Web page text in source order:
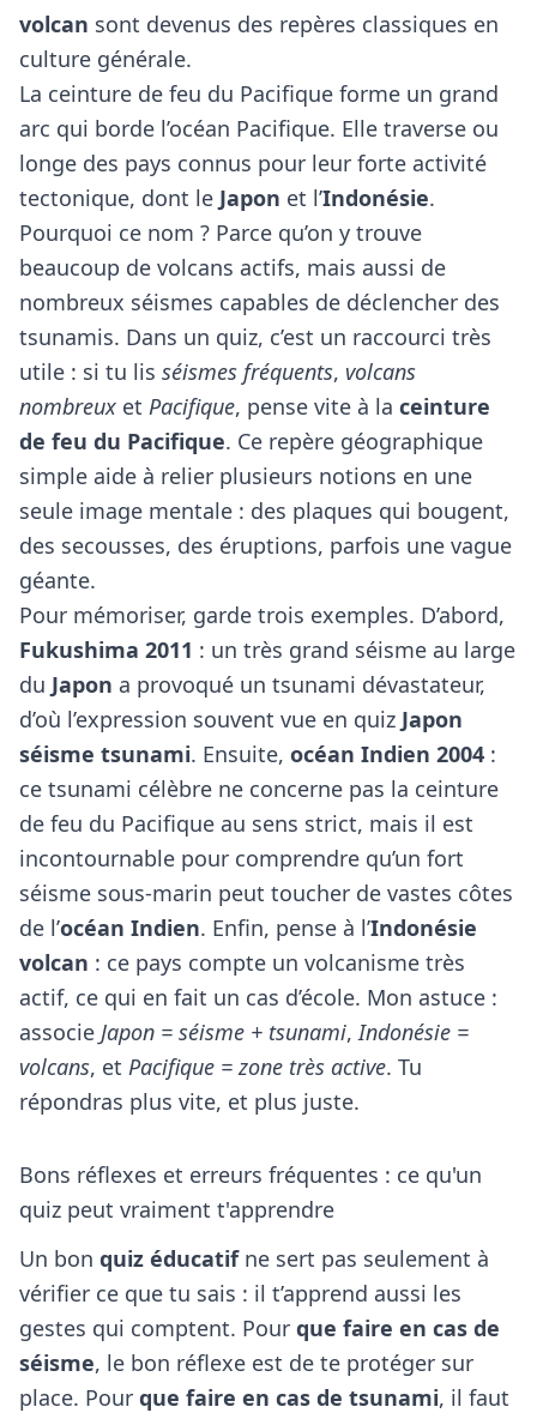
volcan sont devenus des repères classiques en
culture générale.
La ceinture de feu du Pacifique forme un grand
arc qui borde l’océan Pacifique. Elle traverse ou
longe des pays connus pour leur forte activité
tectonique, dont le Japon et l’Indonésie.
Pourquoi ce nom ? Parce qu’on y trouve
beaucoup de volcans actifs, mais aussi de
nombreux séismes capables de déclencher des
tsunamis. Dans un quiz, c’est un raccourci très
utile : si tu lis séismes fréquents, volcans
nombreux et Pacifique, pense vite à la ceinture
de feu du Pacifique. Ce repère géographique
simple aide à relier plusieurs notions en une
seule image mentale : des plaques qui bougent,
des secousses, des éruptions, parfois une vague
géante.
Pour mémoriser, garde trois exemples. D’abord,
Fukushima 2011 : un très grand séisme au large
du Japon a provoqué un tsunami dévastateur,
d’où l’expression souvent vue en quiz Japon
séisme tsunami. Ensuite, océan Indien 2004 :
ce tsunami célèbre ne concerne pas la ceinture
de feu du Pacifique au sens strict, mais il est
incontournable pour comprendre qu’un fort
séisme sous-marin peut toucher de vastes côtes
de l’océan Indien. Enfin, pense à l’Indonésie
volcan : ce pays compte un volcanisme très
actif, ce qui en fait un cas d’école. Mon astuce :
associe Japon = séisme + tsunami,Indonésie =
volcans, et Pacifique = zone très active. Tu
répondras plus vite, et plus juste.
Bons réflexes et erreurs fréquentes : ce qu'un
quiz peut vraiment t'apprendre
Un bon quiz éducatifne sert pas seulement à
vérifier ce que tu sais : il t’apprend aussi les
gestes qui comptent. Pour que faire en cas de
séisme, le bon réflexe est de te protéger sur
place. Pour que faire en cas de tsunami, il faut